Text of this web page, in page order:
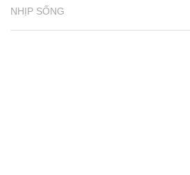
NHỊP SỐNG